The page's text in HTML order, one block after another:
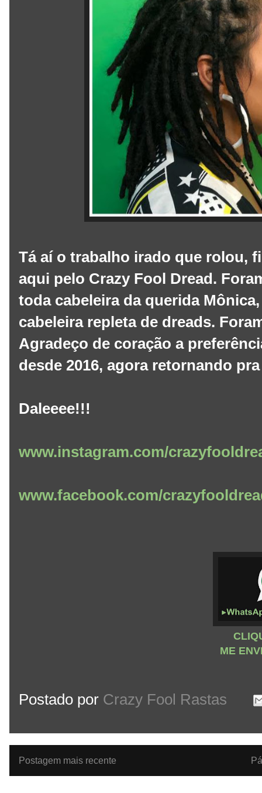
Tá aí o trabalho irado que rolou,
aqui pelo Crazy Fool Dread.
toda cabeleira da querida
cabeleira repleta de dreads.
Agradeço de coração a
desde 2016, agora retornando
Daleeee!!!
www.instagram.com/
www.facebook.com/
ME
Postado por Crazy Fool Rastas
Postagem mais recente